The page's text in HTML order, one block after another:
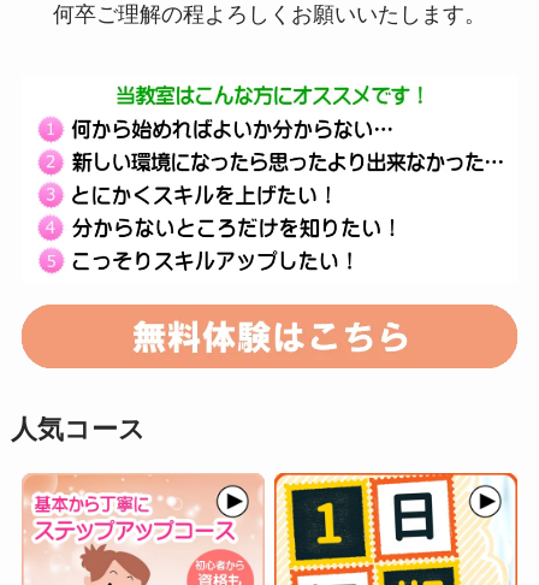
何卒ご理解の程よろしくお願いいたします。
人気コース